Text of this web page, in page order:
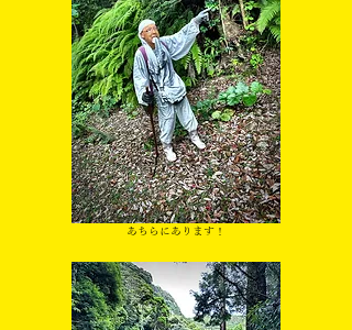
あちらにあります！